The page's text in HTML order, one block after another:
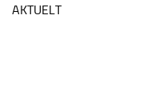
AKTUELT